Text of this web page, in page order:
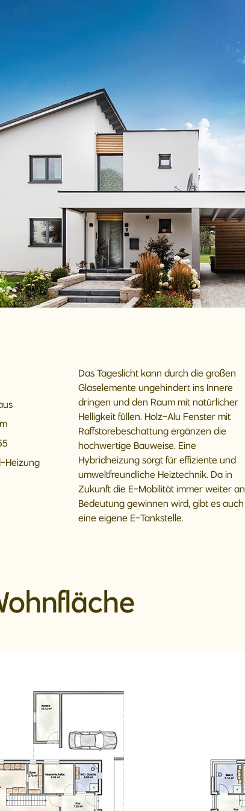
Heizung
Das Tageslicht kann durch die großen
Glaselemente ungehindert ins Innere
dringen und den Raum mit natürlicher
Helligkeit füllen. Holz-Alu Fenster mit
Raffstorebeschattung ergänzen die
hochwertige Bauweise. Eine
Hybridheizung sorgt für effiziente und
umweltfreundliche Heiztechnik. Da in
Zukunft die E-Mobilität immer weiter an
Bedeutung gewinnen wird, gibt es auch
eine eigene E-Tankstelle.